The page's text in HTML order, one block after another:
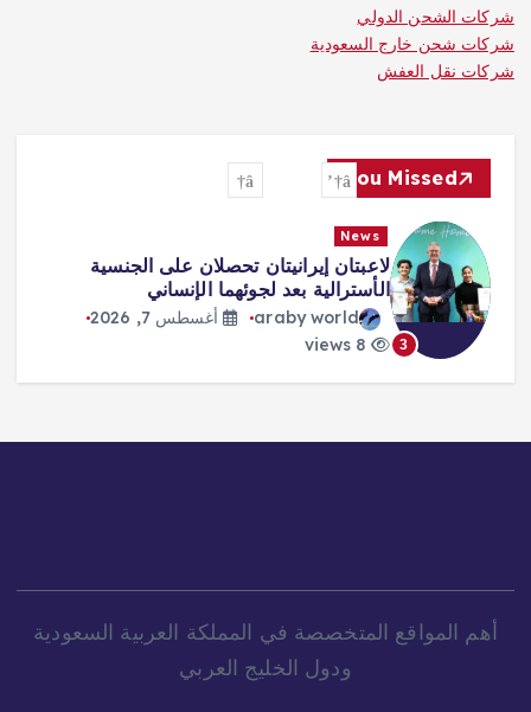
شركات الشحن الدولي
شركات شحن خارج السعودية
شركات نقل العفش
You Missed
3
News
لاعبتان إيرانيتان تحصلان على الجنسية
الأسترالية بعد لجوئهما الإنساني
araby world
أغسطس 7, 2026
أهم المواقع المتخصصة في المملكة العربية السعودية
ودول الخليج العربي